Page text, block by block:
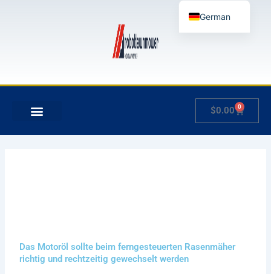
$0.00 0
Das Motoröl sollte beim ferngesteuerten Rasenmäher
richtig und rechtzeitig gewechselt werden
German
Spanish
Hungarian
Italian